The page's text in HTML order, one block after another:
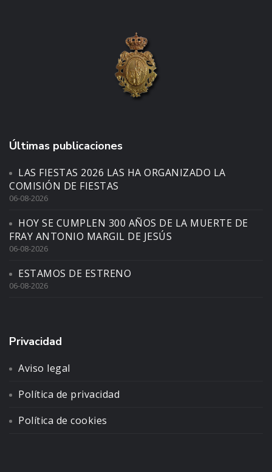
Últimas publicaciones
LAS FIESTAS 2026 LAS HA ORGANIZADO LA
COMISIÓN DE FIESTAS
06-08-2026
HOY SE CUMPLEN 300 AÑOS DE LA MUERTE DE
FRAY ANTONIO MARGIL DE JESÚS
06-08-2026
ESTAMOS DE ESTRENO
06-08-2026
Privacidad
Aviso legal
Política de privacidad
Política de cookies